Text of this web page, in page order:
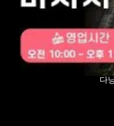
다